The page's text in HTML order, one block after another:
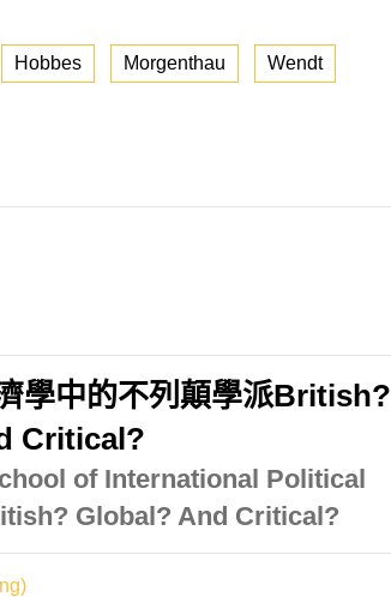
Hobbes Morgenthau Wendt
學中的不列顛學派British?
Critical?
of International Political
Global? And Critical?